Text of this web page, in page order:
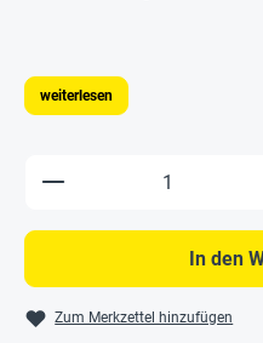
weiterlesen
Produkt Anzahl:
In den
Zum Merkzettel hinzufügen